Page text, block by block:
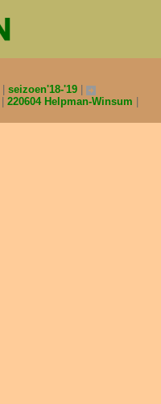
seizoen'18-'19
220604 Helpman-Winsum